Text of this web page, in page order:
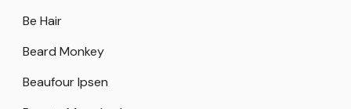
Be Hair
Beard Monkey
Beaufour Ipsen